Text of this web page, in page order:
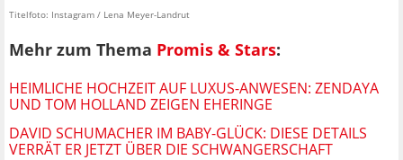
Titelfoto: Instagram / Lena Meyer-Landrut
Mehr zum Thema Promis & Stars:
HEIMLICHE HOCHZEIT AUF LUXUS-ANWESEN: ZENDAYA
UND TOM HOLLAND ZEIGEN EHERINGE
DAVID SCHUMACHER IM BABY-GLÜCK: DIESE DETAILS
VERRÄT ER JETZT ÜBER DIE SCHWANGERSCHAFT